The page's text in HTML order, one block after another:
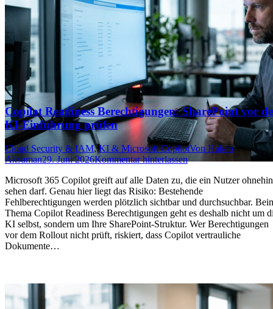
Copilot Readiness Berechtigungen: SharePoint vor
KI-Einführung prüfen
Cloud Security & IAM,KI & Microsoft CopilotVon Hakan
Aksuman29. Juni 2026Kommentar hinterlassen
Microsoft 365 Copilot greift auf alle Daten zu, die ein Nutzer ohnehin
sehen darf. Genau hier liegt das Risiko: Bestehende
Fehlberechtigungen werden plötzlich sichtbar und durchsuchbar.
Thema Copilot Readiness Berechtigungen geht es deshalb nicht um
KI selbst, sondern um Ihre SharePoint-Struktur. Wer Berechtigungen
vor dem Rollout nicht prüft, riskiert, dass Copilot vertrauliche
Dokumente…